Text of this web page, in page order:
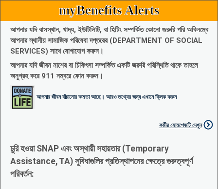
myBenefits Alerts
আপনার যদি বাসস্থান, খাদ্য, ইউটিলিটি, বা হিটিং সম্পর্কিত কোনো জরুরি পরি অবিলম্বে
আপনার স্থানীয় সামাজিক পরিষেবা দপ্তরের (DEPARTMENT OF SOCIAL
SERVICES) সাথে যোগাযোগ করুন।
আপনার যদি জীবন নাশের বা চিকিৎসা সম্পর্কিত একটি জরুরি পরিস্থিতি থাকে তাহলে
অনুগ্রহ করে 911 নম্বরে ফোন করুন।
আপনার জীবন বাঁচানোর ক্ষমতা আছে। আরও তথ্যের জন্য এখানে ক্লিক করুন
কর্মীর হোমপেজটি দেখুন
চুরি হওয়া SNAP এবং অস্থায়ী সহায়তার (Temporary
Assistance, TA) সুবিধাগুলির প্রতিস্থাপনের ক্ষেত্রে গুরুত্বপূর্ণ
পরিবর্তন: